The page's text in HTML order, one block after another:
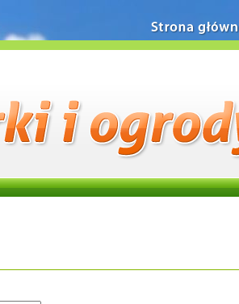
Strona główna